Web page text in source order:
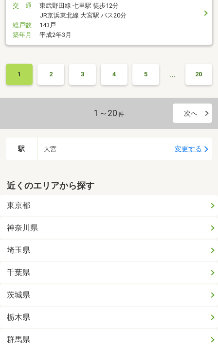
交 通
東武野田線 七里駅 徒歩12分
JR京浜東北線 大宮駅 バス20分
総戸数
143戸
築年月
平成2年3月
1 2 3 4 5 … 20
1～20 件 次へ
駅 大宮 変更する
近くのエリアから探す
東京都
神奈川県
埼玉県
千葉県
茨城県
栃木県
群馬県